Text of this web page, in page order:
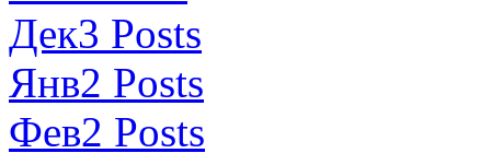
Дек3 Posts
Янв2 Posts
Фев2 Posts